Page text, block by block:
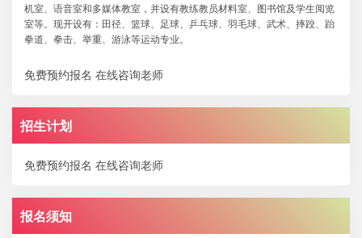
机室、语音室和多媒体教室，并设有教练教员材料室、图书馆及学生阅览
室等。现开设有：田径、篮球、足球、乒乓球、羽毛球、武术、摔跤、跆
拳道、拳击、举重、游泳等运动专业。
免费预约报名 在线咨询老师
招生计划
免费预约报名 在线咨询老师
报名须知